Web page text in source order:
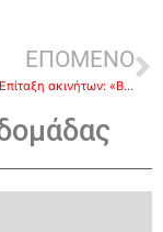
ΕΠΟΜΕΝΟ
Προσφυγικό -Επίταξη ακινήτων: «Βράζουν» δήμοι & πολίτες -Αρνούνται το διάλογο, ετοιμάζουν κινητοποιήσεις